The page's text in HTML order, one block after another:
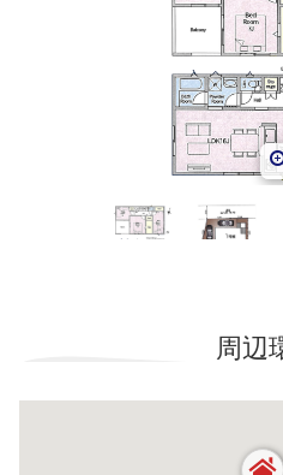
周辺